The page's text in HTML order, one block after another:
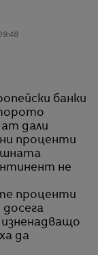
дали
проценти
не
проценти
изненадващо
да